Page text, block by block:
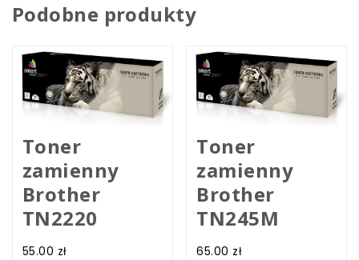
Podobne produkty
Toner
zamienny
Brother
TN2220
55.00 zł
Toner
zamienny
Brother
TN245M
65.00 zł